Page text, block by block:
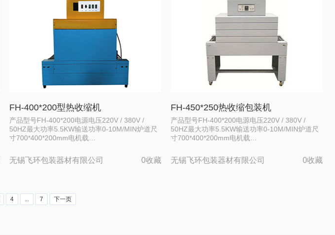
FH-400*200型热收缩机
产品型号FH-400*200电源电压220V / 380V /
50HZ最大功率5.5KW输送功率0-10M/MIN炉道尺
寸700*400*200mm电机载…
无锡飞环包装器材有限公司 0收藏
FH-450*250热收缩包装机
产品型号FH-400*200电源电压220V / 380V /
50HZ最大功率5.5KW输送功率0-10M/MIN炉道尺
寸700*400*200mm电机载…
无锡飞环包装器材有限公司 0收藏
4 ... 7 下一页